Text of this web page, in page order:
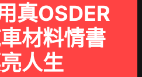
真OSDER
材料情書
人生